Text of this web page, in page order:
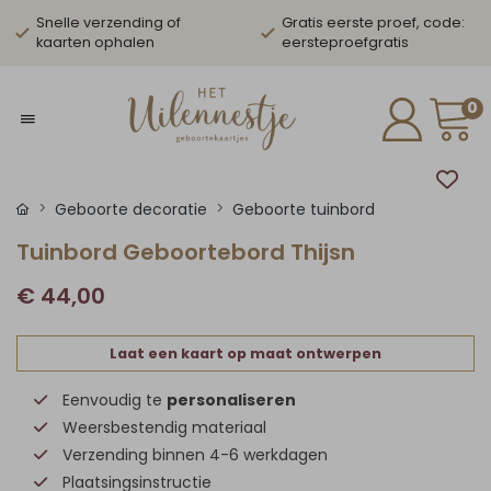
Snelle verzending of
kaarten ophalen
Gratis eerste proef, code:
eersteproefgratis
0
Geboorte decoratie Geboorte tuinbord
Tuinbord Geboortebord Thijsn
€ 44,00
Laat een kaart op maat ontwerpen
Eenvoudig te personaliseren
Weersbestendig materiaal
Verzending binnen 4-6 werkdagen
Plaatsingsinstructie